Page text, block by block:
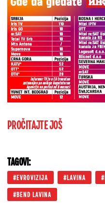
PROČITAJTE JOŠ
TAGOVI:
EVROVIZIJA LAVINA
BEND LAVINA